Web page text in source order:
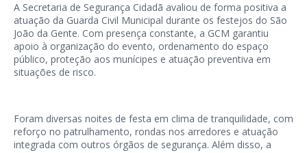
A Secretaria de Segurança Cidadã avaliou de forma positiva a
atuação da Guarda Civil Municipal durante os festejos do São
João da Gente. Com presença constante, a GCM garantiu
apoio à organização do evento, ordenamento do espaço
público, proteção aos munícipes e atuação preventiva em
situações de risco.
Foram diversas noites de festa em clima de tranquilidade, com
reforço no patrulhamento, rondas nos arredores e atuação
integrada com outros órgãos de segurança. Além disso, a